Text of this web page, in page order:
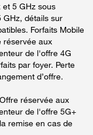
5 GHz sous
détails sur
Forfaits Mobile
réservée aux
de l'offre 4G
par foyer. Perte
d’offre.
réservée aux
de l'offre 5G+
remise en cas de